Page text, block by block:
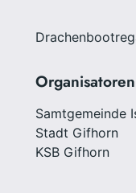
Organisatoren
Samtgemeinde
Stadt Gifhorn
KSB Gifhorn